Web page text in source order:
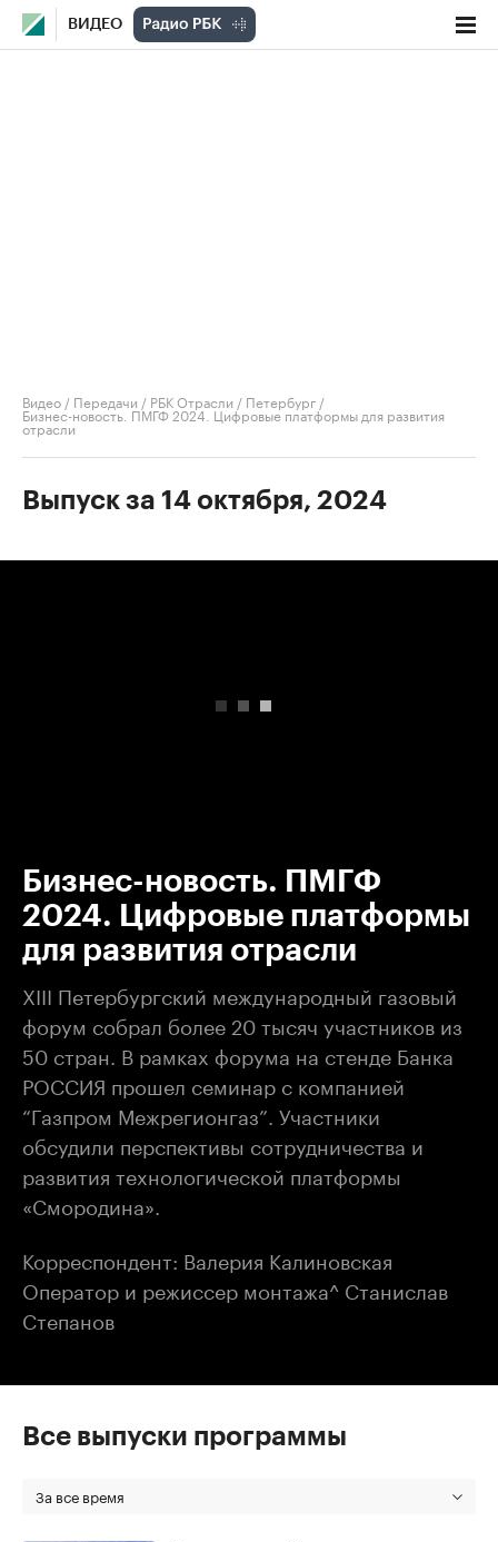
ВИДЕО
Видео / Передачи / РБК Отрасли / Петербург /
Бизнес-новость. ПМГФ 2024. Цифровые платформы для развития
отрасли
Выпуск за 14 октября, 2024
Бизнес-новость. ПМГФ
2024. Цифровые платформы
для развития отрасли
XIII Петербургский международный газовый
форум собрал более 20 тысяч участников из
50 стран. В рамках форума на стенде Банка
РОССИЯ прошел семинар с компанией
“Газпром Межрегионгаз”. Участники
обсудили перспективы сотрудничества и
развития технологической платформы
«Смородина».
Корреспондент: Валерия Калиновская
Оператор и режиссер монтажа^ Станислав
Степанов
Все выпуски программы
За все время